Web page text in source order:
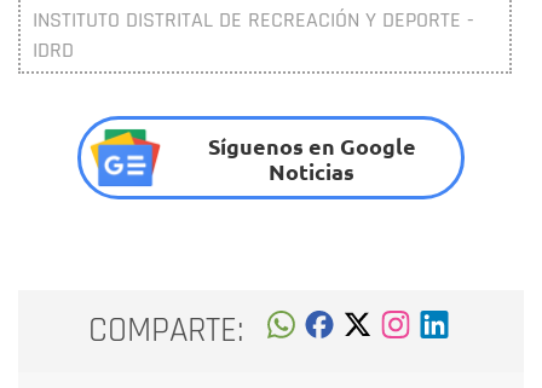
INSTITUTO DISTRITAL DE RECREACIÓN Y DEPORTE -
IDRD
Síguenos en Google
Noticias
COMPARTE: